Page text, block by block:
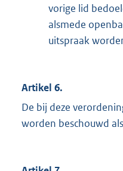
vorige lid
alsmede
uitspraak
Artikel 6.
De bij deze
worden beschouwd